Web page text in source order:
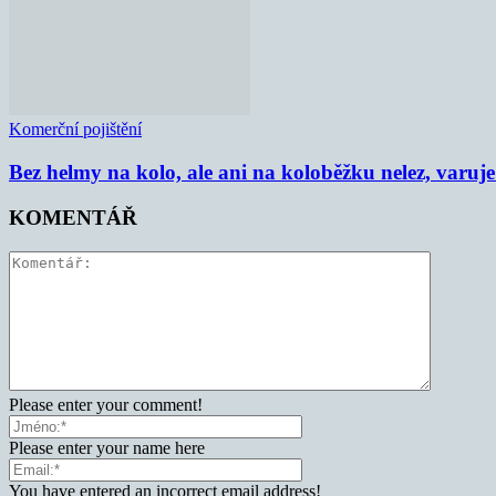
Komerční pojištění
Bez helmy na kolo, ale ani na koloběžku nelez,
KOMENTÁŘ
Please enter your comment!
Please enter your name here
You have entered an incorrect email address!